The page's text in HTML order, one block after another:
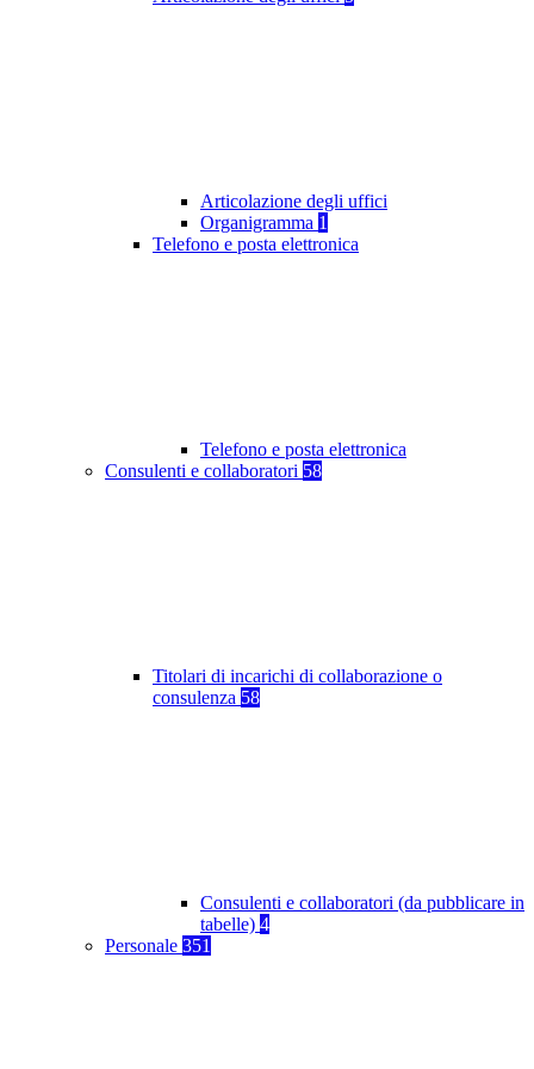
Articolazione degli uffici
Organigramma 1
Telefono e posta elettronica
Telefono e posta elettronica
Consulenti e collaboratori 58
Titolari di incarichi di collaborazione o
consulenza 58
Consulenti e collaboratori (da pubblicare in
tabelle) 4
Personale 351